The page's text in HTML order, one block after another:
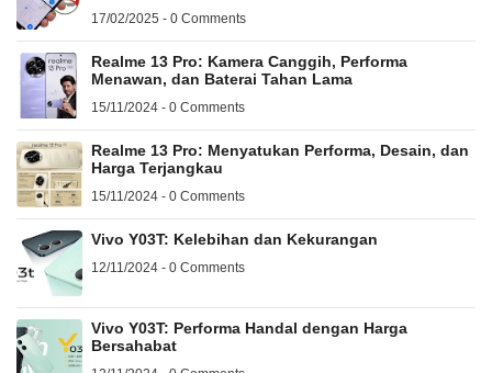
17/02/2025 - 0 Comments
Realme 13 Pro: Kamera Canggih, Performa
Menawan, dan Baterai Tahan Lama
15/11/2024 - 0 Comments
Realme 13 Pro: Menyatukan Performa, Desain, dan
Harga Terjangkau
15/11/2024 - 0 Comments
Vivo Y03T: Kelebihan dan Kekurangan
12/11/2024 - 0 Comments
Vivo Y03T: Performa Handal dengan Harga
Bersahabat